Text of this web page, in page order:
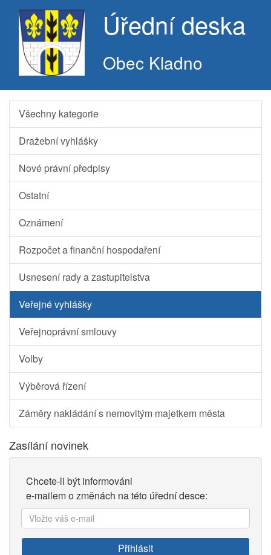
Úřední deska
Obec Kladno
Všechny kategorie
Dražební vyhlášky
Nové právní předpisy
Ostatní
Oznámení
Rozpočet a finanční hospodaření
Usnesení rady a zastupitelstva
Veřejné vyhlášky
Veřejnoprávní smlouvy
Volby
Výběrová řízení
Záměry nakládání s nemovitým majetkem města
Zasílání novinek
Chcete-li být informováni
e-mailem o změnách na této úřední desce:
Vložte
váš
e-
Přihlásit